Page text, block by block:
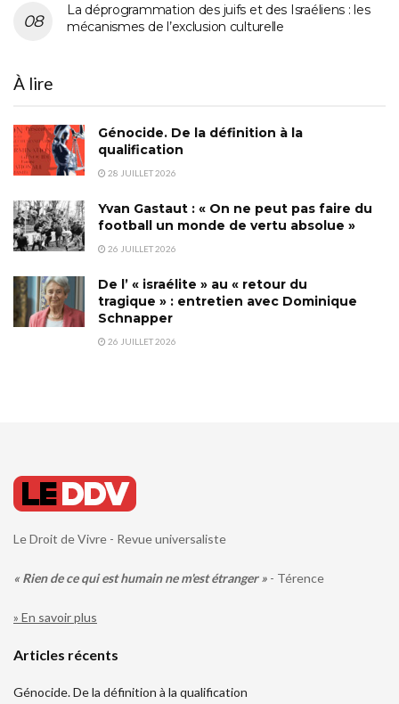
La déprogrammation des juifs et des Israéliens : les
mécanismes de l’exclusion culturelle
À lire
Génocide. De la définition à la
qualification
28 JUILLET 2026
Yvan Gastaut : « On ne peut pas faire du
football un monde de vertu absolue »
26 JUILLET 2026
De l’ « israélite » au « retour du
tragique » : entretien avec Dominique
Schnapper
26 JUILLET 2026
Le Droit de Vivre - Revue universaliste
« Rien de ce qui est humain ne m'est étranger » - Térence
» En savoir plus
Articles récents
Génocide. De la définition à la qualification